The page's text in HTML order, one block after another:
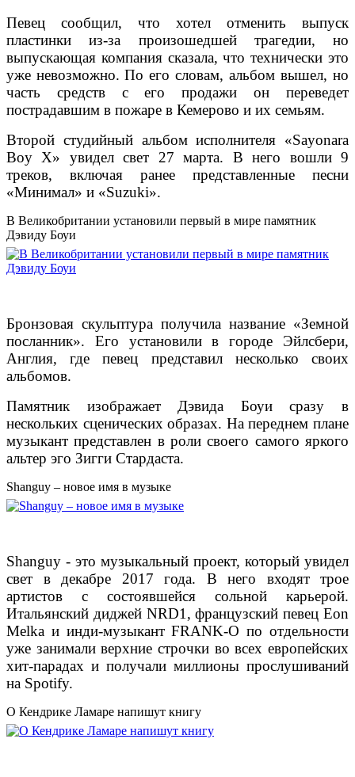
Певец сообщил, что хотел отменить выпуск
пластинки из-за произошедшей трагедии, но
выпускающая компания сказала, что технически это
уже невозможно. По его словам, альбом вышел, но
часть средств с его продажи он переведет
пострадавшим в пожаре в Кемерово и их семьям.
Второй студийный альбом исполнителя «Sayonara
Boy X» увидел свет 27 марта. В него вошли 9
треков, включая ранее представленные песни
«Минимал» и «Suzuki».
В Великобритании установили первый в мире памятник
Дэвиду Боуи
Бронзовая скульптура получила название «Земной
посланник». Его установили в городе Эйлсбери,
Англия, где певец представил несколько своих
альбомов.
Памятник изображает Дэвида Боуи сразу в
нескольких сценических образах. На переднем плане
музыкант представлен в роли своего самого яркого
альтер эго Зигги Стардаста.
Shanguy – новое имя в музыке
Shanguy - это музыкальный проект, который увидел
свет в декабре 2017 года. В него входят трое
артистов с состоявшейся сольной карьерой.
Итальянский диджей NRD1, французский певец Eon
Melka и инди-музыкант FRANK-O по отдельности
уже занимали верхние строчки во всех европейских
хит-парадах и получали миллионы прослушиваний
на Spotify.
О Кендрике Ламаре напишут книгу